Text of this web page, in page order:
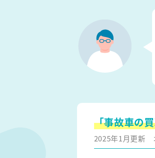
「事故車の
2025年1月更新